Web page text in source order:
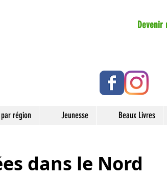
Devenir
région Jeunesse Beaux Livres
dans le Nord